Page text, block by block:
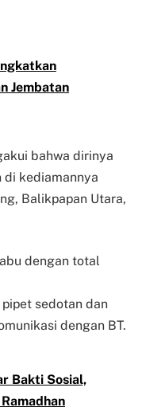
Jembatan
bahwa dirinya
di kediamannya
Balikpapan Utara,
dengan total
sedotan dan
dengan BT.
Bakti Sosial,